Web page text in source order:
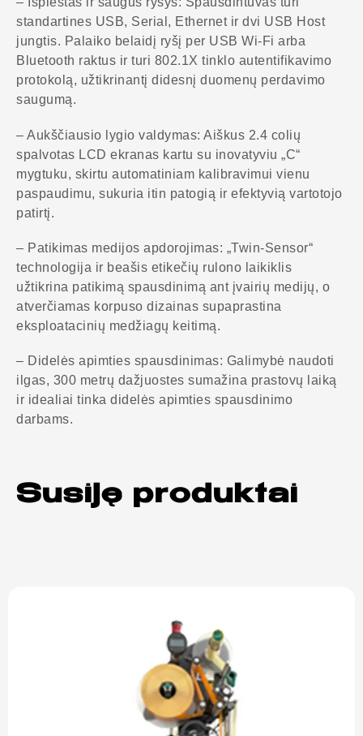
standartines USB, Serial, Ethernet ir dvi USB Host
jungtis. Palaiko belaidį ryšį per USB Wi-Fi arba
Bluetooth raktus ir turi 802.1X tinklo autentifikavimo
protokolą, užtikrinantį didesnį duomenų perdavimo
saugumą.
– Aukščiausio lygio valdymas: Aiškus 2.4 colių
spalvotas LCD ekranas kartu su inovatyviu „C“
mygtuku, skirtu automatiniam kalibravimui vienu
paspaudimu, sukuria itin patogią ir efektyvią vartotojo
patirtį.
– Patikimas medijos apdorojimas: „Twin-Sensor“
technologija ir beašis etikečių rulono laikiklis
užtikrina patikimą spausdinimą ant įvairių medijų, o
atverčiamas korpuso dizainas supaprastina
eksploatacinių medžiagų keitimą.
– Didelės apimties spausdinimas: Galimybė naudoti
ilgas, 300 metrų dažjuostes sumažina prastovų laiką
ir idealiai tinka didelės apimties spausdinimo
darbams.
Susiję produktai